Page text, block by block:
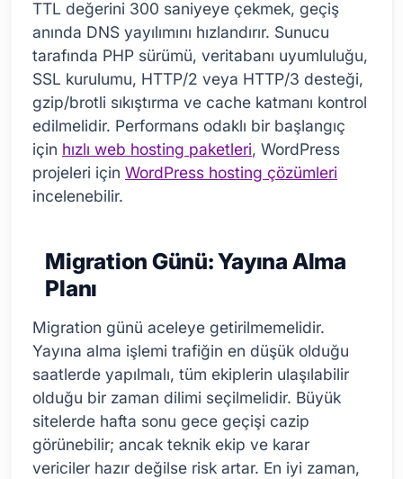
TTL değerini 300 saniyeye çekmek, geçiş
anında DNS yayılımını hızlandırır. Sunucu
tarafında PHP sürümü, veritabanı uyumluluğu,
SSL kurulumu, HTTP/2 veya HTTP/3 desteği,
gzip/brotli sıkıştırma ve cache katmanı kontrol
edilmelidir. Performans odaklı bir başlangıç
için hızlı web hosting paketleri, WordPress
projeleri için WordPress hosting çözümleri
incelenebilir.
Migration Günü: Yayına Alma
Planı
Migration günü aceleye getirilmemelidir.
Yayına alma işlemi trafiğin en düşük olduğu
saatlerde yapılmalı, tüm ekiplerin ulaşılabilir
olduğu bir zaman dilimi seçilmelidir. Büyük
sitelerde hafta sonu gece geçişi cazip
görünebilir; ancak teknik ekip ve karar
vericiler hazır değilse risk artar. En iyi zaman,